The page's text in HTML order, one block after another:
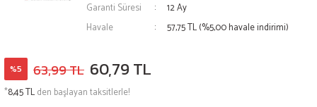
Garanti Süresi
12 Ay
Havale
57,75 TL (%5,00 havale indirimi)
%5 63,99 TL 60,79 TL
*8,45 TLden başlayan taksitlerle!